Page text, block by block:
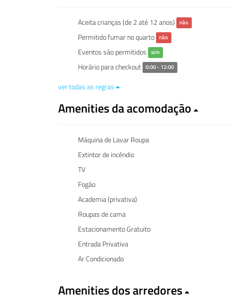
Aceita crianças (de 2 até 12 anos) não
Permitido fumar no quarto não
Eventos são permitidos sim
Horário para checkout 0:00 - 12:00
ver todas as regras
Amenities da acomodação
Máquina de Lavar Roupa
Extintor de incêndio
TV
Fogão
Academia (privativa)
Roupas de cama
Estacionamento Gratuito
Entrada Privativa
Ar Condicionado
Amenities dos arredores